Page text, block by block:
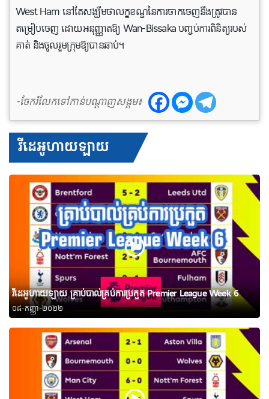
West Ham នៅតែសង្ឃឹមថាលក្ខខណ្ឌនៃការចាកចេញនឹងត្រូវបាន
តម្រៀបចេញ ដោយអនុញ្ញាតឱ្យ Wan-Bissaka បញ្ចប់ការពិនិត្យរបស់
គាត់ និងចូលរួមក្រុមឱ្យ​បានឆាប់។
-ចែករំលែកទៅកាន់បណ្តាញសង្គម៖
វីដេអូហាយឡាយ
វីដេអូហាយឡាយ គ្រាប់បាល់គ្រប់ការប្រកួត Premier League Week 6
០៨-កញ្ញា-២០២២